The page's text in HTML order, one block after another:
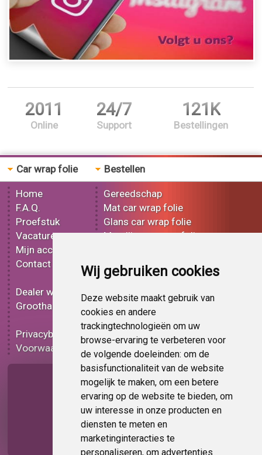
Wij gebruiken cookies
Deze website maakt gebruik van
cookies en andere
trackingtechnologieën om uw
browse-ervaring te verbeteren voor
de volgende doeleinden: om de
basisfunctionaliteit van de website
mogelijk te maken, om een betere
ervaring op de website te bieden, om
uw interesse in onze producten en
diensten te meten en
marketinginteracties te
personaliseren, om advertenties
2011
Online
24/7
Support
121K
Bestellingen
Car wrap folie
Home
F.A.Q.
Proefstuk
Vacatures
Mijn account
Contact
Dealer worden
Groothandel
Privacybeleid
Voorwaarden
Bestellen
Gereedschap
Mat car wrap folie
Glans car wrap folie
Metallic car wrap folie
Effect car wrap folie
Bedrukt car wrap folie
Carbon car wrap folie
Tint folie
Functionele folie
Car wrap folie korting
Op bestelling
Pagina delen